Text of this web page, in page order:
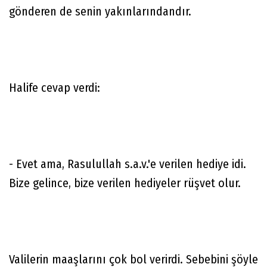
gönderen de senin yakınlarındandır.
Halife cevap verdi:
- Evet ama, Rasulullah s.a.v.'e verilen hediye idi.
Bize gelince, bize verilen hediyeler rüşvet olur.
Valilerin maaşlarını çok bol verirdi. Sebebini şöyle